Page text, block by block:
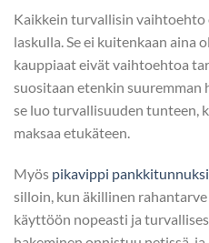
Kaikkein turvallisin vaihtoehto
laskulla. Se ei kuitenkaan aina
kauppiaat eivät vaihtoehtoa
suositaan etenkin suuremman
se luo turvallisuuden tunteen,
maksaa etukäteen.
Myös pikavippi
silloin, kun äkillinen
käyttöön nopeasti ja